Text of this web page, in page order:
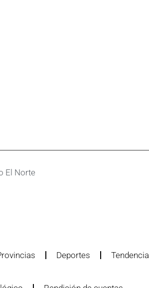
El Norte
Deportes Tendencia